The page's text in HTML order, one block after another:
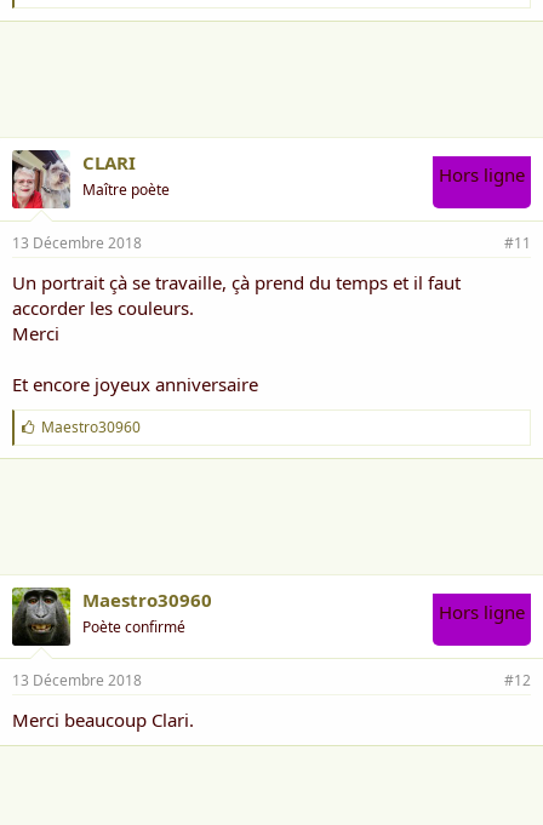
et que le chef d'œuvre que j'attendais tant
'
a
CLARI
Maître poète
Hors ligne
13 Décembre 2018 #11
Un portrait çà se travaille, çà prend du temps et il faut
accorder les couleurs.
Merci
Et encore joyeux anniversaire
J
'
a
Maestro30960
Maestro30960
Poète confirmé
Hors ligne
13 Décembre 2018 #12
Merci beaucoup Clari.